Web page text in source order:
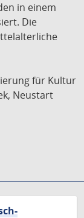
in einem
Die
für Kultur
Neustart